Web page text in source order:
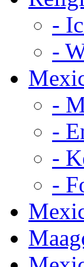
-
-
-
-
-
-